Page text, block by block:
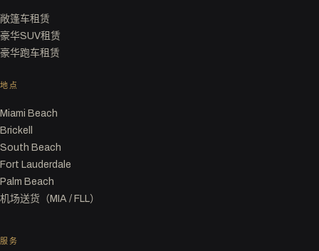
敞篷车租赁
豪华SUV租赁
豪华跑车租赁
地点
Miami Beach
Brickell
South Beach
Fort Lauderdale
Palm Beach
机场送货（MIA / FLL）
服务